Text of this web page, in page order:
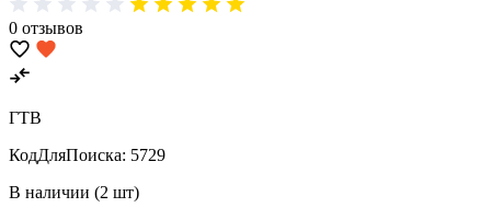
0 отзывов
ГТВ
КодДляПоиска: 5729
В наличии (2 шт)